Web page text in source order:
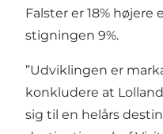
Falster er 18% højere
stigningen 9%.
”Udviklingen er
konkludere at
sig til en helårs